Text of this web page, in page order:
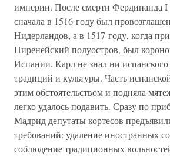
империи. После смерти Фердинанда
сначала в 1516 году был
Нидерландов, а в 1517 году, когда
Пиренейский полуостров, был
Испании. Карл не знал ни
традиций и культуры. Часть
этим обстоятельством и подняла
легко удалось подавить. Сразу по
Мадрид депутаты кортесов
требований: удаление иностранных
соблюдение традиционных